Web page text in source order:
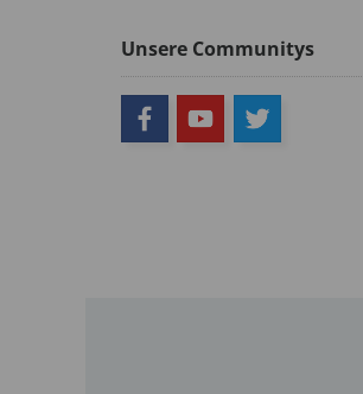
Unsere Communitys